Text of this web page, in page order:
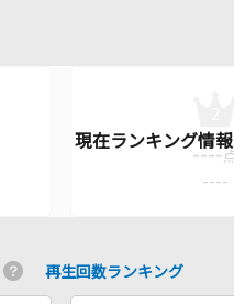
----
----
再生回数ランキング